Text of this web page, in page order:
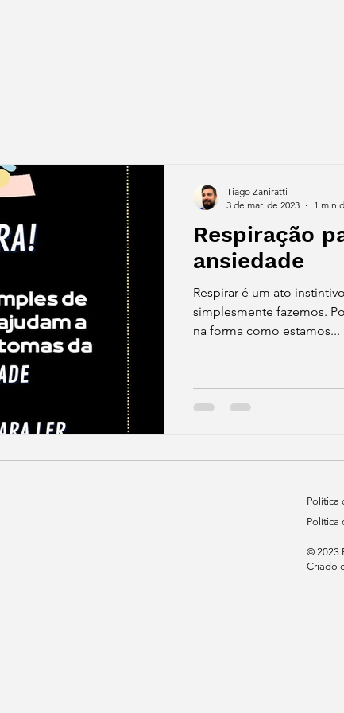
Respiração
ansiedade
Respirar é um ato
simplesmente fazemos.
na forma como estamos...
Tiago Zaniratti
3 de mar. de 2023
1 min
Política
Política
© 2023
Criado